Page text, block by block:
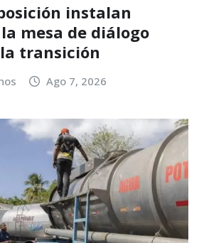
instalan
mesa de diálogo
transición
Ago 7, 2026